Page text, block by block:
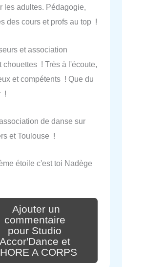
les adultes. Pédagogie,
des cours et profs au top !
et association
chouettes ! Très à l'écoute,
et compétents ! Que du
!
de danse sur
et Toulouse !
étoile c'est toi Nadège
Ajouter un
commentaire
pour Studio
Accor'Dance et
A CORPS